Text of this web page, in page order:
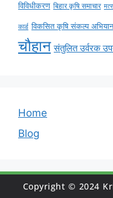
विविधीकरण बिहार कृषि समाचार
कार्ड विकसित कृषि संकल्प
चौहान संतुलित उर्वरक
Home
Blog
Copyright © 2024